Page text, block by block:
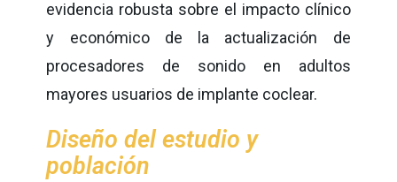
evidencia robusta sobre el impacto clínico
y económico de la actualización de
procesadores de sonido en adultos
mayores usuarios de implante coclear.
Diseño del estudio y
población